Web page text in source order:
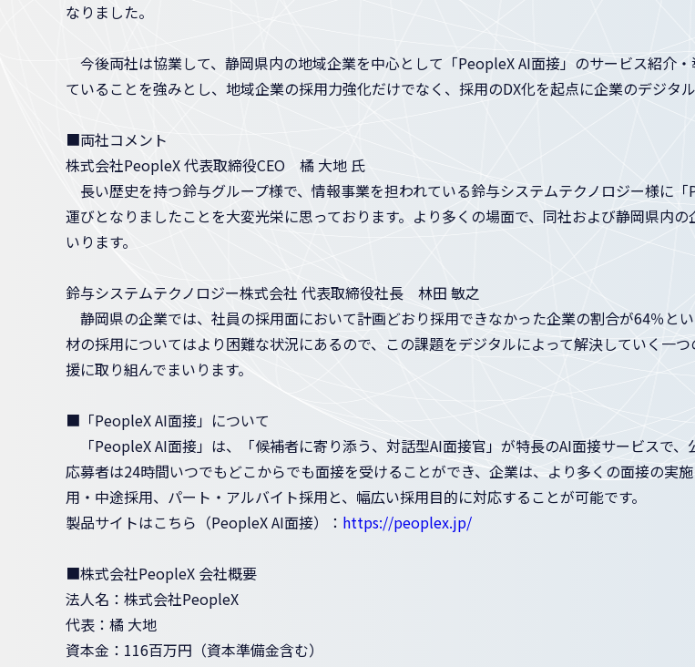
なりました。
今後両社は協業して、静岡県内の地域企業を中心として「PeopleX AI面接」のサービス紹介
ていることを強みとし、地域企業の採用力強化だけでなく、採用のDX化を起点に企業のデジタ
■両社コメント
株式会社PeopleX 代表取締役CEO 橘 大地 氏
長い歴史を持つ鈴与グループ様で、情報事業を担われている鈴与システムテクノロジー様に
運びとなりましたことを大変光栄に思っております。より多くの場面で、同社および静岡県内
いります。
鈴与システムテクノロジー株式会社 代表取締役社長 林田 敏之
静岡県の企業では、社員の採用面において計画どおり採用できなかった企業の割合が64％と
材の採用についてはより困難な状況にあるので、この課題をデジタルによって解決していく一
援に取り組んでまいります。
■「PeopleX AI面接」について
「PeopleX AI面接」は、「候補者に寄り添う、対話型AI面接官」が特長のAI面接サービスで
応募者は24時間いつでもどこからでも面接を受けることができ、企業は、より多くの面接の実
用・中途採用、パート・アルバイト採用と、幅広い採用目的に対応することが可能です。
製品サイトはこちら（PeopleX AI面接）： https://peoplex.jp/
■株式会社PeopleX 会社概要
法人名：株式会社PeopleX
代表：橘 大地
資本金：116百万円（資本準備金含む）